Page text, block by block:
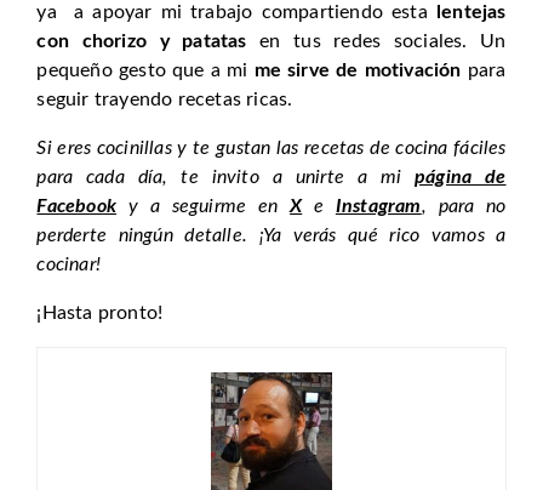
ya a apoyar mi trabajo compartiendo esta
lentejas
con chorizo y patatas en tus redes sociales. Un
pequeño gesto que a mi me sirve de motivación para
seguir trayendo recetas ricas.
Si eres cocinillas y te gustan las recetas de cocina fáciles
para cada día, te invito a unirte a mipágina de
Facebook y a seguirme enXe Instagram, para no
perderte ningún detalle. ¡Ya verás qué rico vamos a
cocinar!
¡Hasta pronto!